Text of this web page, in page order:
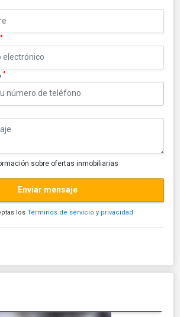
*
*
sobre ofertas inmobiliarias
Enviar mensaje
los Términos de servicio y privacidad